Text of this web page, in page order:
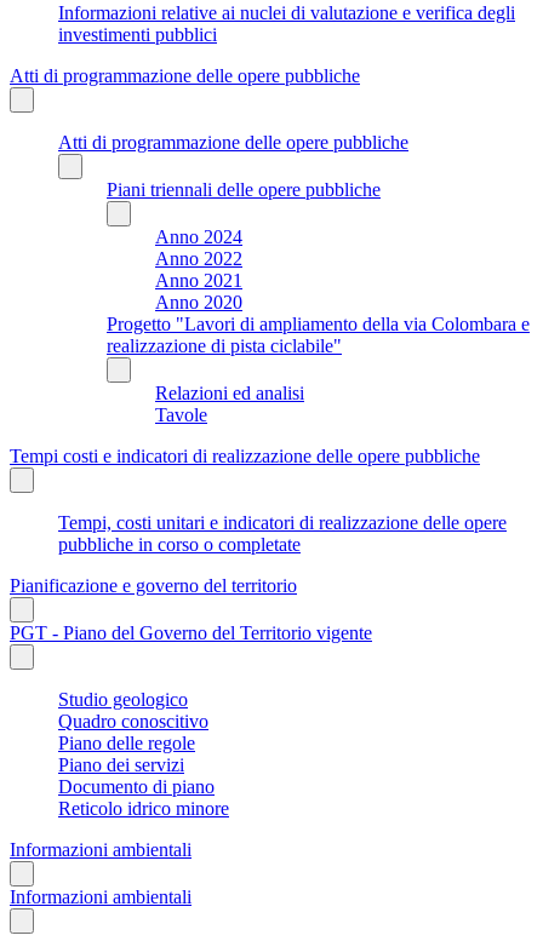
Informazioni relative ai nuclei di valutazione e verifica degli
investimenti pubblici
Atti di programmazione delle opere pubbliche
Atti di programmazione delle opere pubbliche
Piani triennali delle opere pubbliche
Anno 2024
Anno 2022
Anno 2021
Anno 2020
Progetto "Lavori di ampliamento della via Colombara e
realizzazione di pista ciclabile"
Relazioni ed analisi
Tavole
Tempi costi e indicatori di realizzazione delle opere pubbliche
Tempi, costi unitari e indicatori di realizzazione delle opere
pubbliche in corso o completate
Pianificazione e governo del territorio
PGT - Piano del Governo del Territorio vigente
Studio geologico
Quadro conoscitivo
Piano delle regole
Piano dei servizi
Documento di piano
Reticolo idrico minore
Informazioni ambientali
Informazioni ambientali